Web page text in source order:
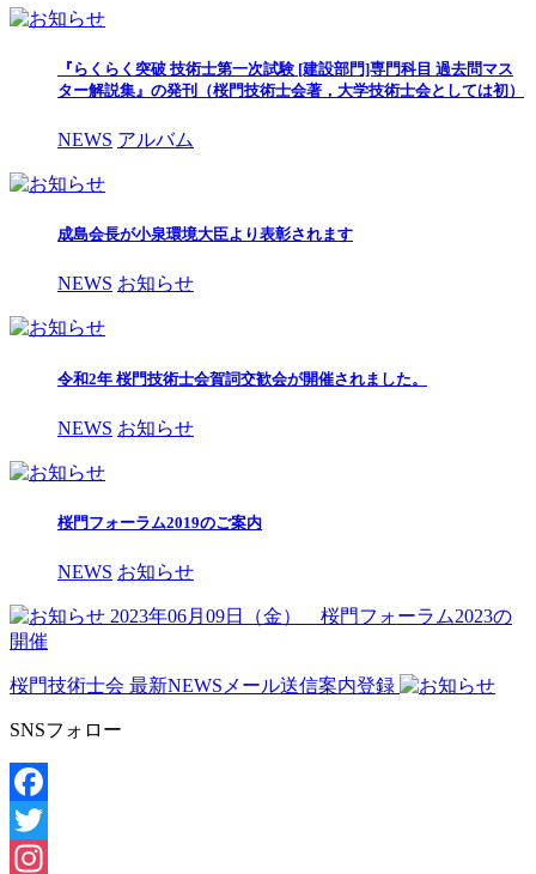
『らくらく突破 技術士第一次試験 [建設部門]専門科目 過去問マス
ター解説集』の発刊（桜門技術士会著，大学技術士会としては初）
NEWS アルバム
成島会長が小泉環境大臣より表彰されます
NEWS お知らせ
令和2年 桜門技術士会賀詞交歓会が開催されました。
NEWS お知らせ
桜門フォーラム2019のご案内
NEWS お知らせ
2023年06月09日（金） 桜門フォーラム2023の
開催
桜門技術士会 最新NEWSメール送信案内登録
SNSフォロー
Facebook
Twitter